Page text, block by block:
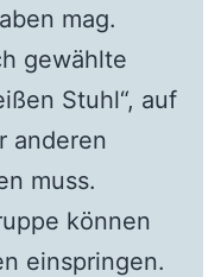
mag.
gewählte
Stuhl“, auf
anderen
muss.
können
einspringen.